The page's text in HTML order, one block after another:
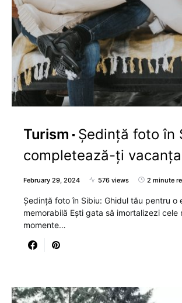
Turism
Ședință foto în
completează-ți
February 29, 2024 576 views 2 minute
Ședință foto în Sibiu: Ghidul tău pentru o
memorabilă Ești gata să imortalizezi cele
momente…